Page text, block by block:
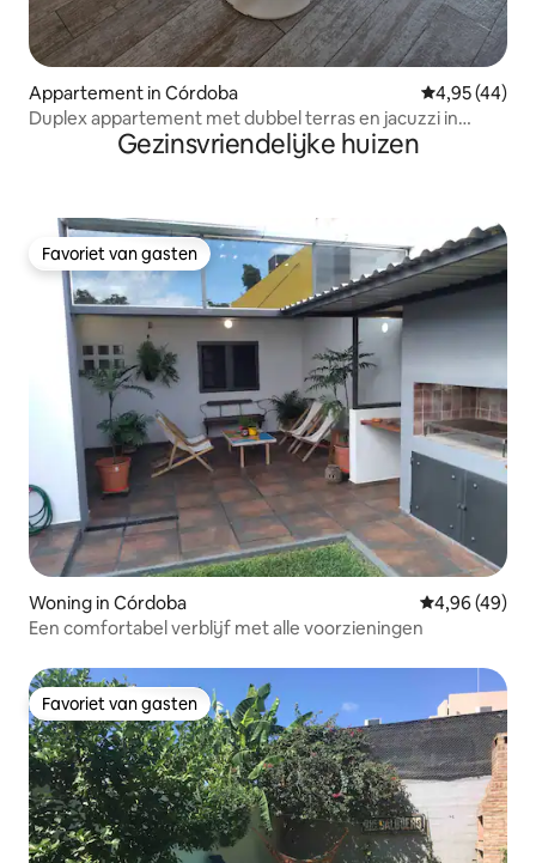
Appartement in Córdoba Gemiddelde
4,95 (44)
Duplex appartement met dubbel terras en jacuzzi in
Nueva CbaGezinsvriendelijke huizen
Favoriet van gasten
Favoriet van gasten
Woning in Córdoba Gemiddelde
4,96 (49)
Een comfortabel verblijf met alle voorzieningen
Favoriet van gasten
Favoriet van gasten